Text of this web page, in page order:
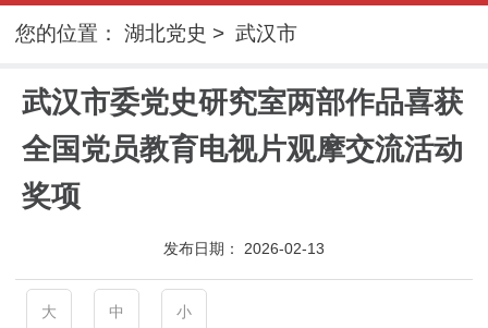
您的位置：湖北党史 >武汉市
武汉市委党史研究室两部作品喜获
全国党员教育电视片观摩交流活动
奖项
发布日期： 2026-02-13
大 中 小